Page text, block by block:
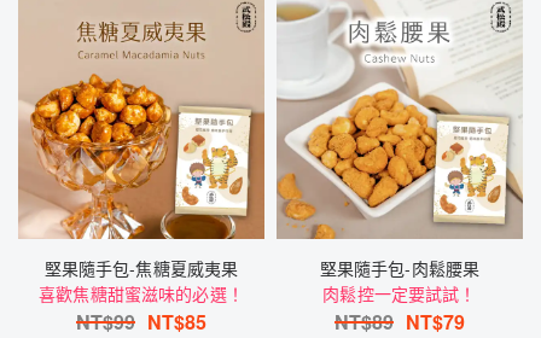
堅果隨手包-焦糖夏威夷果
喜歡焦糖甜蜜滋味的必選！
NT$99 NT$85
堅果隨手包-肉鬆腰果
肉鬆控一定要試試！
NT$89 NT$79